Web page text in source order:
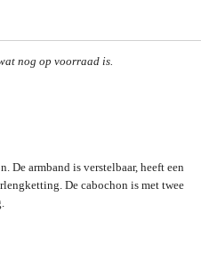
nog op voorraad is.
De armband is verstelbaar, heeft een
De cabochon is met twee